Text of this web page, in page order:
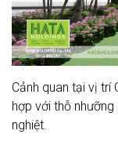
Cảnh quan tại vị
hợp với thỗ
nghiệt.